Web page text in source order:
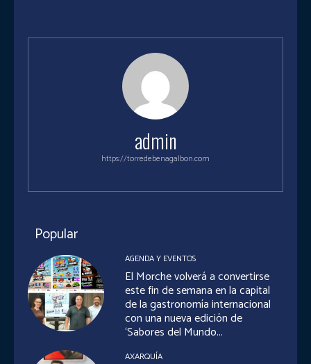
admin
https://torredebenagalbon.com
Popular
AGENDA Y EVENTOS
El Morche volverá a convertirse
este fin de semana en la capital
de la gastronomía internacional
con una nueva edición de
‘Sabores del Mundo...
AXARQUÍA